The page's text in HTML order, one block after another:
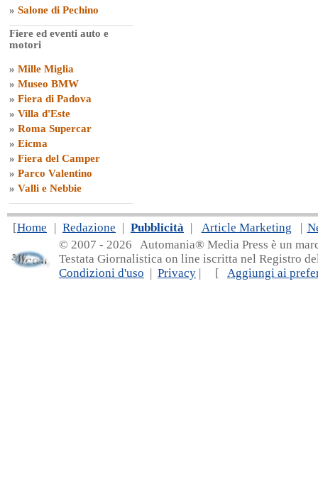
» Salone di Pechino
Fiere ed eventi auto e
motori
» Mille Miglia
» Museo BMW
» Fiera di Padova
» Villa d'Este
» Roma Supercar
» Eicma
» Fiera del Camper
» Parco Valentino
» Valli e Nebbie
[Home | Redazione | Pubblicità | Article Marketing |
© 2007 - 2026 Automania® Media Press è un
Testata Giornalistica on line iscritta nel Registro
Condizioni d'uso | Privacy | [ Aggiungi ai